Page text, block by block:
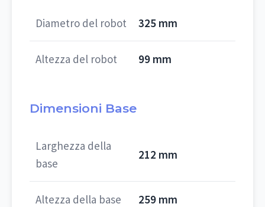
Diametro del robot 325 mm
Altezza del robot 99 mm
Dimensioni Base
Larghezza della
base
212 mm
Altezza della base 259 mm